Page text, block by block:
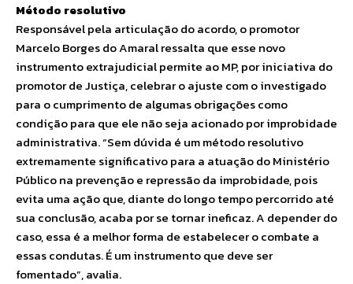
Método resolutivo
Responsável pela articulação do acordo, o promotor
Marcelo Borges do Amaral ressalta que esse novo
instrumento extrajudicial permite ao MP, por iniciativa do
promotor de Justiça, celebrar o ajuste com o investigado
para o cumprimento de algumas obrigações como
condição para que ele não seja acionado por improbidade
administrativa. “Sem dúvida é um método resolutivo
extremamente significativo para a atuação do Ministério
Público na prevenção e repressão da improbidade, pois
evita uma ação que, diante do longo tempo percorrido até
sua conclusão, acaba por se tornar ineficaz. A depender do
caso, essa é a melhor forma de estabelecer o combate a
essas condutas. É um instrumento que deve ser
fomentado”, avalia.